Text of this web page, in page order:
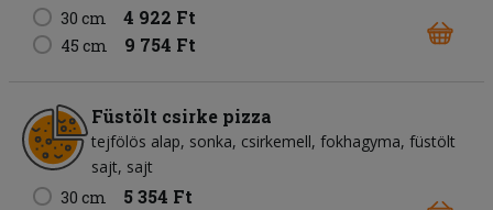
30 cm
4 922 Ft
45 cm 9 754 Ft
Füstölt csirke pizza
tejfölös alap sonka csirkemell fokhagyma füstölt
sajt sajt
30 cm
5 354 Ft